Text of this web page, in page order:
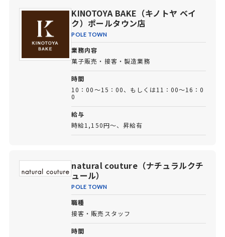
KINOTOYA BAKE（キノトヤ ベイ
ク）ポールタウン店
POLE TOWN
業務内容
菓子販売・接客・製造業務
時間
10：00～15：00、もしくは11：00～16：0
0
給与
時給1,150円～、昇給有
natural couture（ナチュラルクチ
ュール）
POLE TOWN
職種
接客・販売スタッフ
時間